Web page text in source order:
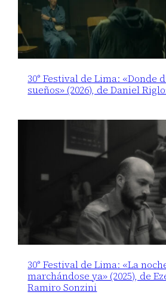
30° Festival de Lima: «Donde
sueños» (2026), de Daniel
30° Festival de Lima: «La
marchándose ya» (2025), de
Ramiro Sonzini